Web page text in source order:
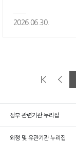
2026.06.30.
정부 관련기관 누리집
외청 및 유관기관 누리집